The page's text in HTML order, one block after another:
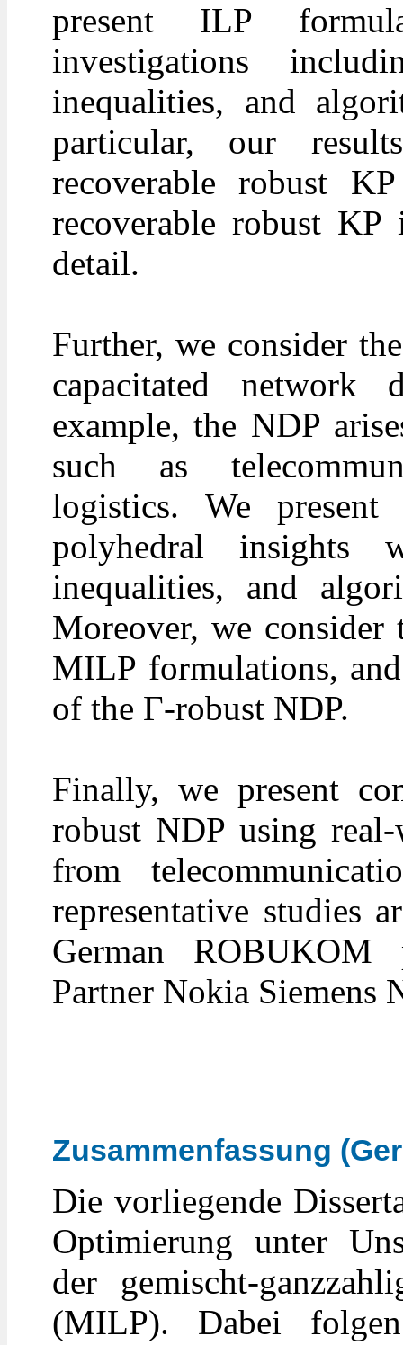
present ILP
investigations
inequalities, and
particular, our
recoverable robust
recoverable robust
detail.
Further, we consider
capacitated network
example, the NDP
such as
logistics. We
polyhedral
inequalities, and
Moreover, we
MILP formulations,
of the Γ-robust NDP.
Finally, we present
robust NDP using
from
representative studies
German
Partner Nokia Siemens
Zusammenfassung
Die vorliegende
Optimierung unter
der gemischt-
(MILP). Dabei